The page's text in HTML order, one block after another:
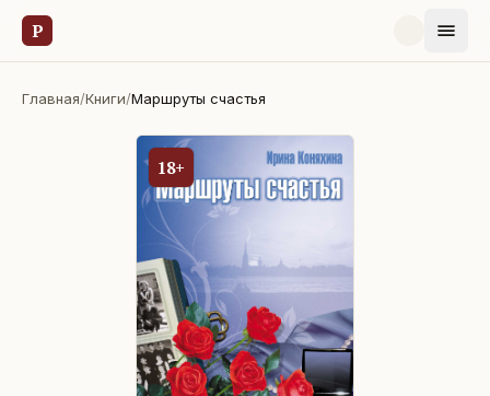
Р
Главная/Книги/Маршруты счастья
18+